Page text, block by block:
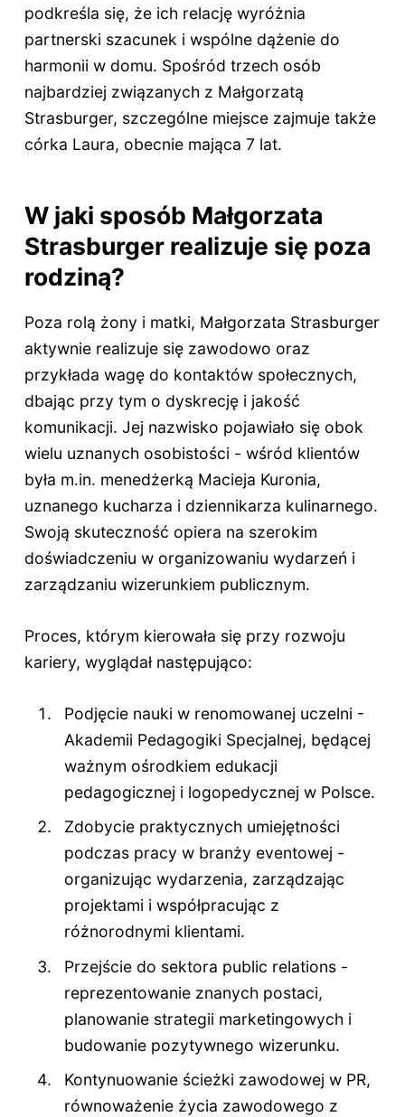
podkreśla się, że ich relację wyróżnia
partnerski szacunek i wspólne dążenie do
harmonii w domu. Spośród trzech osób
najbardziej związanych z Małgorzatą
Strasburger, szczególne miejsce zajmuje także
córka Laura, obecnie mająca 7 lat.
W jaki sposób Małgorzata
Strasburger realizuje się poza
rodziną?
Poza rolą żony i matki, Małgorzata Strasburger
aktywnie realizuje się zawodowo oraz
przykłada wagę do kontaktów społecznych,
dbając przy tym o dyskrecję i jakość
komunikacji. Jej nazwisko pojawiało się obok
wielu uznanych osobistości - wśród klientów
była m.in. menedżerką Macieja Kuronia,
uznanego kucharza i dziennikarza kulinarnego.
Swoją skuteczność opiera na szerokim
doświadczeniu w organizowaniu wydarzeń i
zarządzaniu wizerunkiem publicznym.
Proces, którym kierowała się przy rozwoju
kariery, wyglądał następująco:
Podjęcie nauki w renomowanej uczelni -
Akademii Pedagogiki Specjalnej, będącej
ważnym ośrodkiem edukacji
pedagogicznej i logopedycznej w Polsce.
Zdobycie praktycznych umiejętności
podczas pracy w branży eventowej -
organizując wydarzenia, zarządzając
projektami i współpracując z
różnorodnymi klientami.
Przejście do sektora public relations -
reprezentowanie znanych postaci,
planowanie strategii marketingowych i
budowanie pozytywnego wizerunku.
Kontynuowanie ścieżki zawodowej w PR,
równoważenie życia zawodowego z